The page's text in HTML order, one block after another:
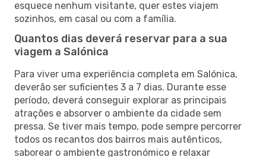
esquece nenhum visitante, quer estes viajem
sozinhos, em casal ou com a família.
Quantos dias deverá reservar para a sua
viagem a Salónica
Para viver uma experiência completa em Salónica,
deverão ser suficientes 3 a 7 dias. Durante esse
período, deverá conseguir explorar as principais
atrações e absorver o ambiente da cidade sem
pressa. Se tiver mais tempo, pode sempre percorrer
todos os recantos dos bairros mais autênticos,
saborear o ambiente gastronómico e relaxar